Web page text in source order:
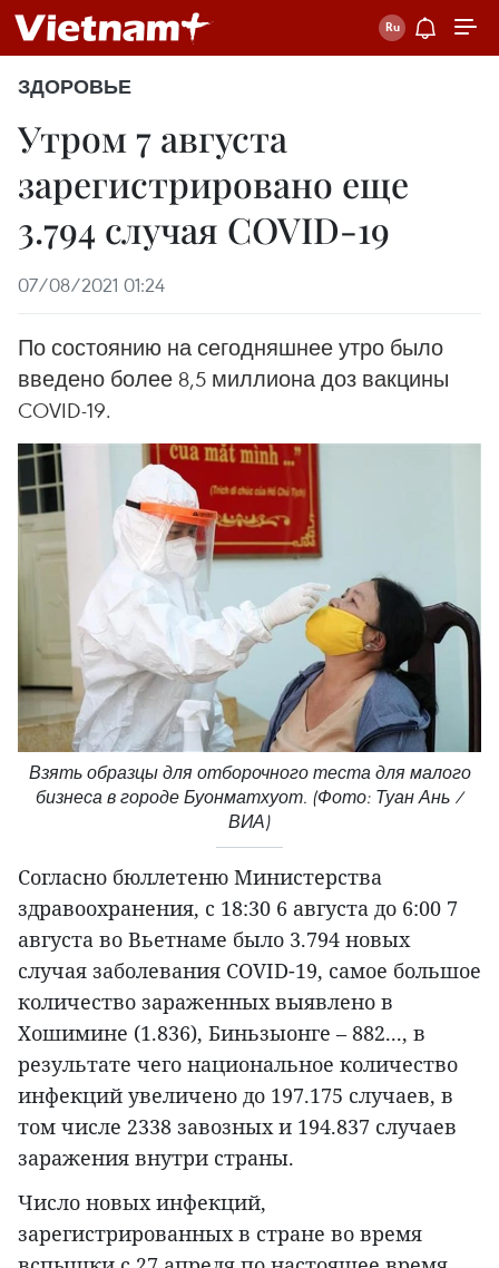
ЗДОРОВЬЕ
Утром 7 августа
зарегистрировано еще
3.794 случая COVID-19
07/08/2021 01:24
По состоянию на сегодняшнее утро было
введено более 8,5 миллиона доз вакцины
COVID-19.
Взять образцы для отборочного теста для малого
бизнеса в городе Буонматхуот. (Фото: Туан Ань /
ВИА)
Согласно бюллетеню Министерства
здравоохранения, с 18:30 6 августа до 6:00 7
августа во Вьетнаме было 3.794 новых
случая заболевания COVID-19, самое большое
количество зараженных выявлено в
Хошимине (1.836), Биньзыонге – 882..., в
результате чего национальное количество
инфекций увеличено до 197.175 случаев, в
том числе 2338 завозных и 194.837 случаев
заражения внутри страны.
Число новых инфекций,
зарегистрированных в стране во время